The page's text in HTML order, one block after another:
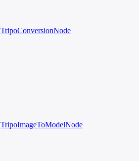
TripoConversionNode
TripoImageToModelNode